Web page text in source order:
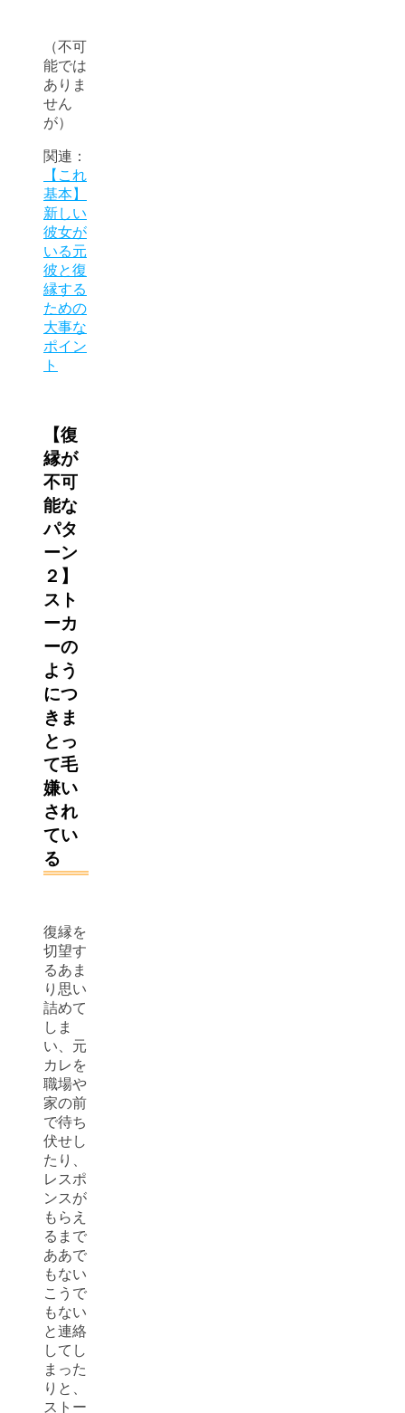
（不可
能では
ありま
せん
が）
関連：
【これ
基本】
新しい
彼女が
いる元
彼と復
縁する
ための
大事な
ポイン
ト
【復
縁が
不可
能な
パタ
ーン
２】
スト
ーカ
ーの
よう
につ
きま
とっ
て毛
嫌い
され
てい
る
復縁を
切望す
るあま
り思い
詰めて
しま
い、元
カレを
職場や
家の前
で待ち
伏せし
たり、
レスポ
ンスが
もらえ
るまで
ああで
もない
こうで
もない
と連絡
してし
まった
りと、
ストー